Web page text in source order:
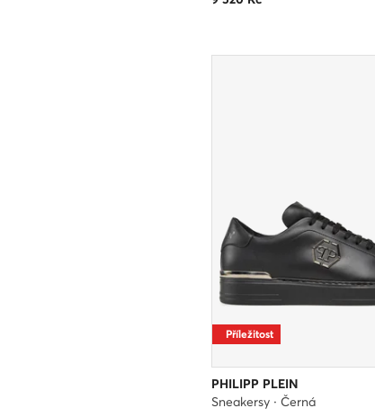
Příležitost
PHILIPP PLEIN
Sneakersy · Černá